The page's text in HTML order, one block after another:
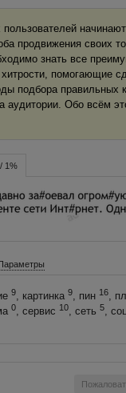
продвижения своих
знать все
помогающие
подбора правильных
аудитории. Обо всём
1%
Параметры
9, картинка 9, пин 16,
0, сервис 10, сеть 5,